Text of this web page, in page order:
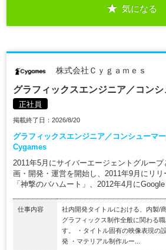
気になる
株式会社Ｃｙｇａｍｅｓ
グラフィックスエンジニア／コン
正社員
掲載終了日：2026/8/20
グラフィックスエンジニア／コンシューマ
Cygames
2011年5月にサイバーエージェントグルー
画・開発・運営を開始し、2011年9月にリ
「神撃のバハムート」、2012年4月にGoogle
仕事内容
社内開発タイトルにおける、内製/
グラフィックス制作全般に関わる
す。 ・タイトル固有の映像表現の
発 ・マテリアル制作ルー...